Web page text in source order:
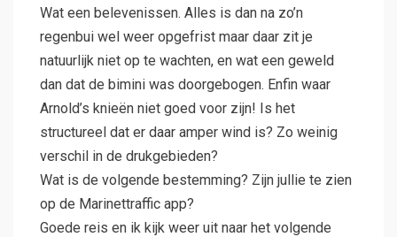
Wat een belevenissen. Alles is dan na zo’n
regenbui wel weer opgefrist maar daar zit je
natuurlijk niet op te wachten, en wat een geweld
dan dat de bimini was doorgebogen. Enfin waar
Arnold’s knieën niet goed voor zijn! Is het
structureel dat er daar amper wind is? Zo weinig
verschil in de drukgebieden?
Wat is de volgende bestemming? Zijn jullie te zien
op de Marinettraffic app?
Goede reis en ik kijk weer uit naar het volgende